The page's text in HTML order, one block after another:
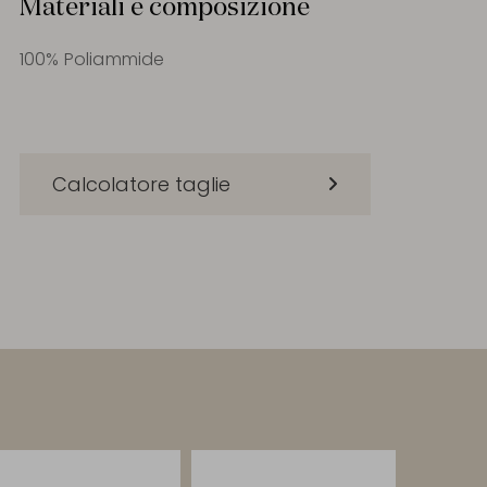
Materiali e composizione
100% Poliammide
Calcolatore taglie